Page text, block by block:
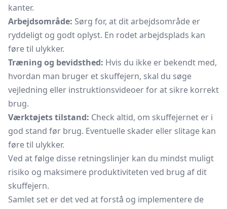
kanter.
Arbejdsområde: Sørg for, at dit arbejdsområde er
ryddeligt og godt oplyst. En rodet arbejdsplads kan
føre til ulykker.
Træning og bevidsthed: Hvis du ikke er bekendt med,
hvordan man bruger et skuffejern, skal du søge
vejledning eller instruktionsvideoer for at sikre korrekt
brug.
Værktøjets tilstand: Check altid, om skuffejernet er i
god stand før brug. Eventuelle skader eller slitage kan
føre til ulykker.
Ved at følge disse retningslinjer kan du mindst muligt
risiko og maksimere produktiviteten ved brug af dit
skuffejern.
Samlet set er det ved at forstå og implementere de